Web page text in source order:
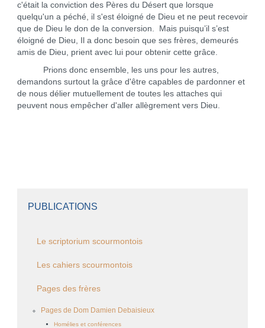
c'était la conviction des Pères du Désert que lorsque
quelqu'un a péché, il s'est éloigné de Dieu et ne peut recevoir
que de Dieu le don de la conversion. Mais puisqu’il s’est
éloigné de Dieu, Il a donc besoin que ses frères, demeurés
amis de Dieu, prient avec lui pour obtenir cette grâce.
Prions donc ensemble, les uns pour les autres,
demandons surtout la grâce d'être capables de pardonner et
de nous délier mutuellement de toutes les attaches qui
peuvent nous empêcher d'aller allègrement vers Dieu.
PUBLICATIONS
Le scriptorium scourmontois
Les cahiers scourmontois
Pages des frères
Pages de Dom Damien Debaisieux
Homélies et conférences